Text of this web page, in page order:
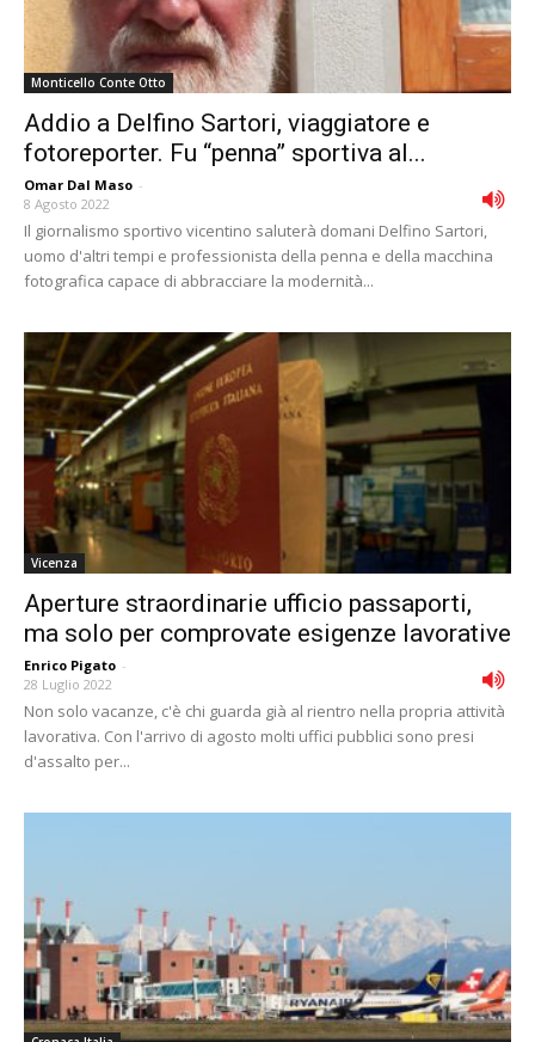
Monticello Conte Otto
Addio a Delfino Sartori, viaggiatore e
fotoreporter. Fu “penna” sportiva al...
Omar Dal Maso -
8 Agosto 2022
Il giornalismo sportivo vicentino saluterà domani Delfino Sartori,
uomo d'altri tempi e professionista della penna e della macchina
fotografica capace di abbracciare la modernità...
Vicenza
Aperture straordinarie ufficio passaporti,
ma solo per comprovate esigenze lavorative
Enrico Pigato -
28 Luglio 2022
Non solo vacanze, c'è chi guarda già al rientro nella propria attività
lavorativa. Con l'arrivo di agosto molti uffici pubblici sono presi
d'assalto per...